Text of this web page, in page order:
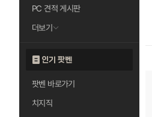
PC 견적 게시판
더보기
인기 팟벤
팟벤 바로가기
치지직